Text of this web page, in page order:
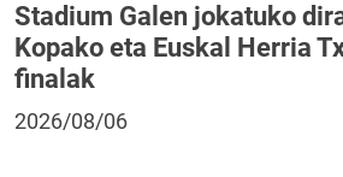
Stadium Galen jokatuko
Kopako eta Euskal Herria
finalak
2026/08/06